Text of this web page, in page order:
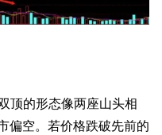
顶的形态像两座山头相
偏空。若价格跌破先前的